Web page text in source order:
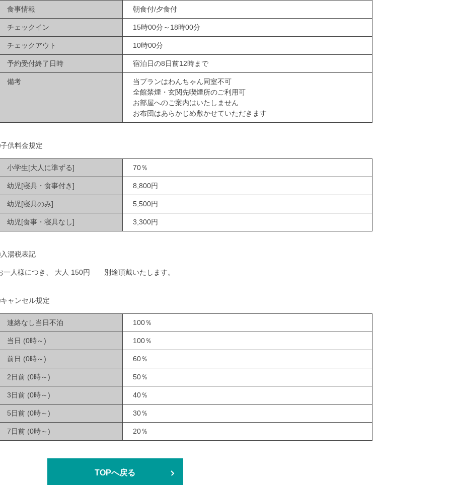
食事情報 朝食付/夕食付
チェックイン 15時00分～18時00分
チェックアウト 10時00分
予約受付終了日時 宿泊日の8日前12時まで
備考
当プランはわんちゃん同室不可
全館禁煙・玄関先喫煙所のご利用可
お部屋へのご案内はいたしません
お布団はあらかじめ敷かせていただきます
供料金規定
小学生[大人に準ずる] 70％
幼児[寝具・食事付き] 8,800円
幼児[寝具のみ] 5,500円
幼児[食事・寝具なし] 3,300円
湯税表記
一人様につき、 大人 150円 別途頂戴いたします。
ャンセル規定
連絡なし当日不泊 100％
当日 (0時～) 100％
前日 (0時～) 60％
2日前 (0時～) 50％
3日前 (0時～) 40％
5日前 (0時～) 30％
7日前 (0時～) 20％
TOPへ戻る